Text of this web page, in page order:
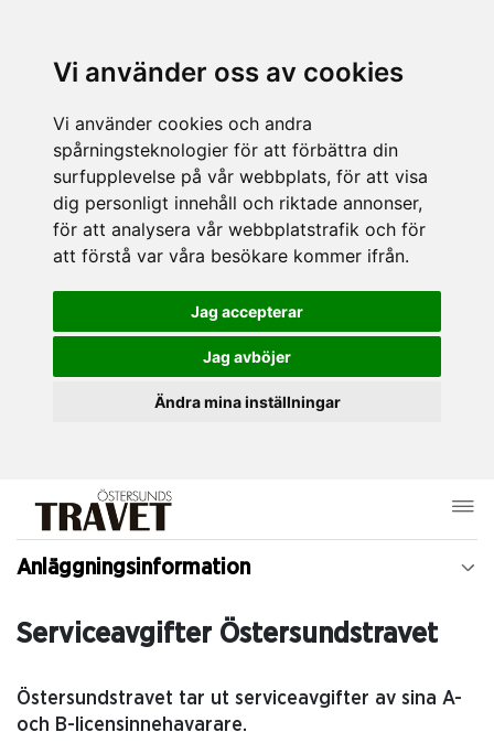
Vi använder oss av cookies
Vi använder cookies och andra
spårningsteknologier för att förbättra din
surfupplevelse på vår webbplats, för att visa
dig personligt innehåll och riktade annonser,
för att analysera vår webbplatstrafik och för
att förstå var våra besökare kommer ifrån.
Jag accepterar
Jag avböjer
Ändra mina inställningar
Anläggningsinformation
Serviceavgifter Östersundstravet
Östersundstravet tar ut serviceavgifter av sina A-
och B-licensinnehavarare.